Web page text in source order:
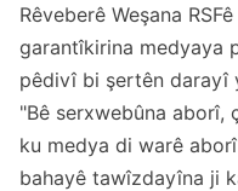
Rêveberê Weşana
garantîkirina medyaya
pêdivî bi şertên darayî
"Bê serxwebûna aborî,
ku medya di warê
bahayê tawîzdayîna ji